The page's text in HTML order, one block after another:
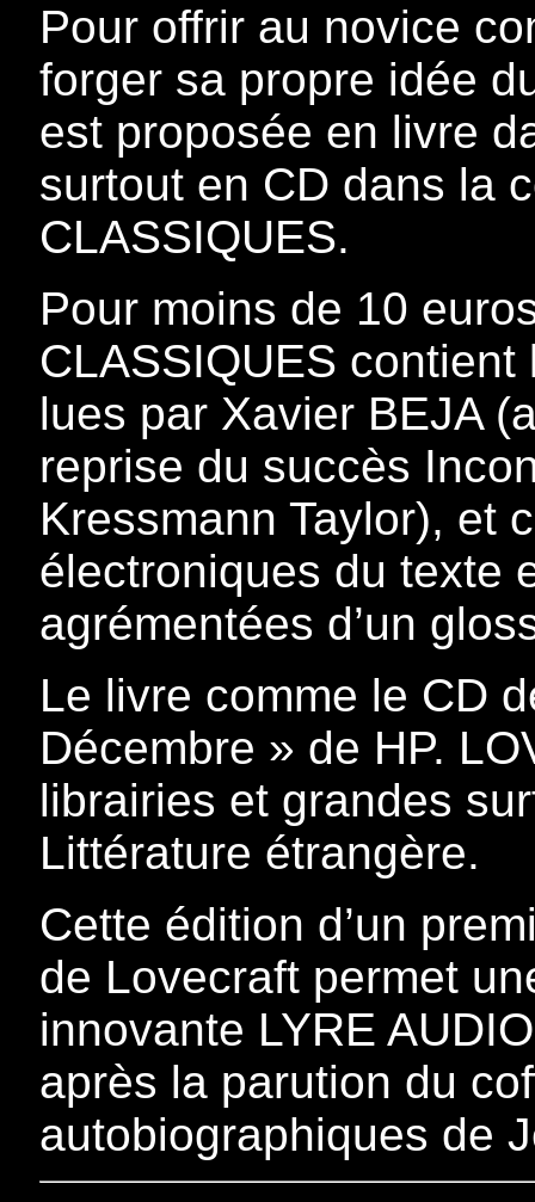
Pour offrir au novice
forger sa propre idée
est proposée en livre
surtout en CD dans la
CLASSIQUES.
Pour moins de 10
CLASSIQUES
lues par Xavier BEJA
reprise du succès
Kressmann Taylor), et
électroniques du texte
agrémentées d’un
Le livre comme le CD
Décembre » de HP.
librairies et grandes
Littérature étrangère.
Cette édition d’un
de Lovecraft permet
innovante LYRE
après la parution du
autobiographiques de